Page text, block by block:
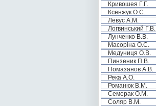
Кривошея Г.Г.
Ксенжук О.С.
Левус А.М.
Логвинський Г.В.
Лунченко В.В.
Масоріна О.С.
Медуниця О.В.
Пинзеник П.В.
Помазанов А.В.
Река А.О.
Романюк В.М.
Семерак О.М.
Соляр В.М.